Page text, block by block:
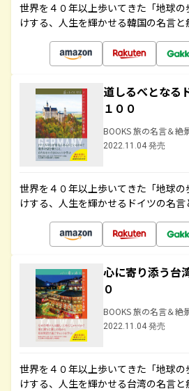
世界を４０年以上歩いてきた「地球
けする、人生を輝かせる韓国の名言
道しるべとなる
１００
BOOKS 旅の名言＆絶
2022.11.04 発売
世界を４０年以上歩いてきた「地球
けする、人生を輝かせるドイツの名
心に寄り添う台
０
BOOKS 旅の名言＆絶
2022.11.04 発売
世界を４０年以上歩いてきた「地球
けする、人生を輝かせる台湾の名言